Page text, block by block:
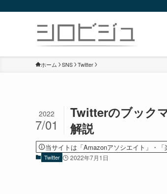
ホーム SNS Twitter
Twitterのブック
解説
2022
7/01
当サイトは「Amazonアソシエイト」・
Twitter 2022年7月1日